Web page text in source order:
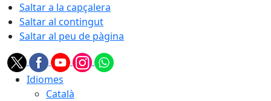
Saltar a la capçalera
Saltar al contingut
Saltar al peu de pàgina
Idiomes
Català